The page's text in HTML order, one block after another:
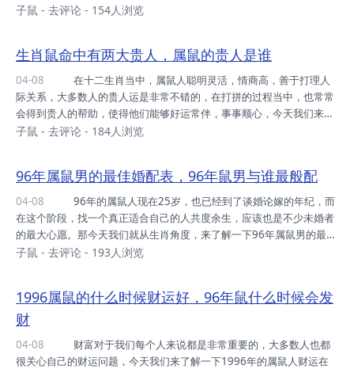
时候会翻身呢?下面我们一起来详细的了解一下。声明：图片由网友上
都会有很明显的提升，在工作当中也能够通过自己的努力取得不错的成
绩，对工作的态度更是充满热忱。虽然有时候会遇到一些障碍和困难，
但是都会迎难而上，努力的去应对处理。 84年属鼠人在这一年属
于收获充足的一年，...
子鼠 - 去评论 - 154人浏览
生肖鼠命中有两大贵人，属鼠的贵人是谁
04-08
际关系，大多数人的贵人运是非常不错的，在打拼的过程当中，也常常
会得到贵人的帮助，使得他们能够好运常伴，事事顺心，今天我们来了
解一下属鼠人这一生当中两大贵人分别是谁。声明：图片由网友上传，
平时不太善于表达，给人一种沉默寡言，不太好相处的感觉。然而他们
的心胸非常豁达，也很热情，对属鼠人充满了保护欲。当对方遇到困难
或者是陷入困境的时候，属牛人能够毫不犹豫的给予支持和帮助。
而且属牛人也会给属鼠人提供一些比...
子鼠 - 去评论 - 184人浏览
96年属鼠男的最佳婚配表，96年鼠男与谁最般配
04-08
在这个阶段，找一个真正适合自己的人共度余生，应该也是不少未婚者
的最大心愿。那今天我们就从生肖角度，来了解一下96年属鼠男的最佳
婚配是谁。声明：图片由网友上传，来源网络，如有侵权，敬请告知！
系，如果二人结婚的话，这段婚姻属于上等婚姻。从性格来看，属鼠男
重情重义，有责任心和担当，属牛女传统保守，有家庭意识; 如果
去对待对方，不管生活当中遇...
子鼠 - 去评论 - 193人浏览
1996属鼠的什么时候财运好，96年鼠什么时候会发
财
04-08
很关心自己的财运问题，今天我们来了解一下1996年的属鼠人财运在